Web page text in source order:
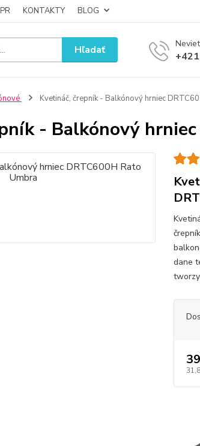
KONTAKTY BLOG
Hľadať
Kvetináč, črepník - Balkónový hrniec
- Balkónový
dane